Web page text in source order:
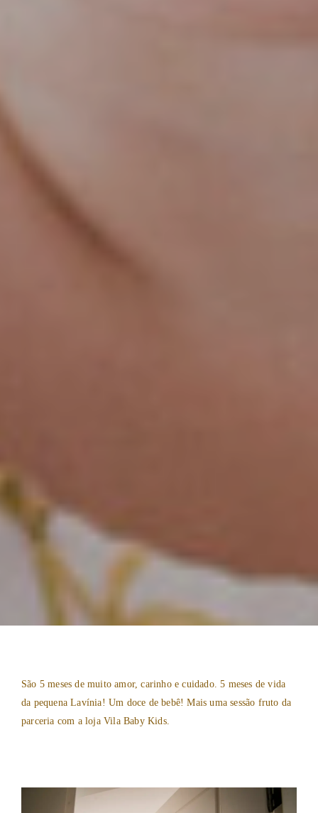
São 5 meses de muito amor, carinho e cuidado. 5 meses de vida
da pequena Lavínia! Um doce de bebê! Mais uma sessão fruto da
parceria com a loja Vila Baby Kids.